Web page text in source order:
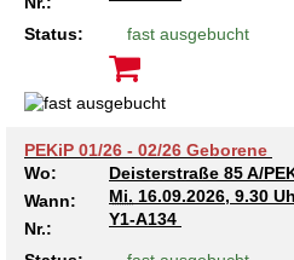
Kindertagesstätte
Kindertagesstätte
Kindertagesstätte
Status: fast ausgebucht
PEKiP 01/26 - 02/26 Geborene
Wo:
Deisterstraße 85 A/
Wann:
Mi. 16.09.2026, 9.30
Nr.:
Y1-A134